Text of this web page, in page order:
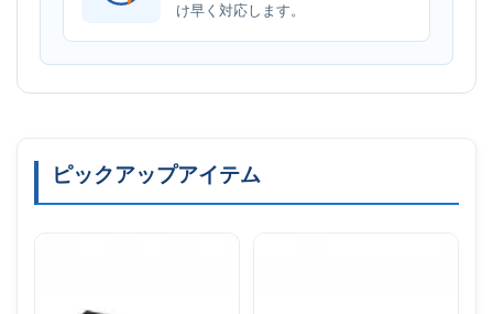
け早く対応します。
ピックアップアイテム